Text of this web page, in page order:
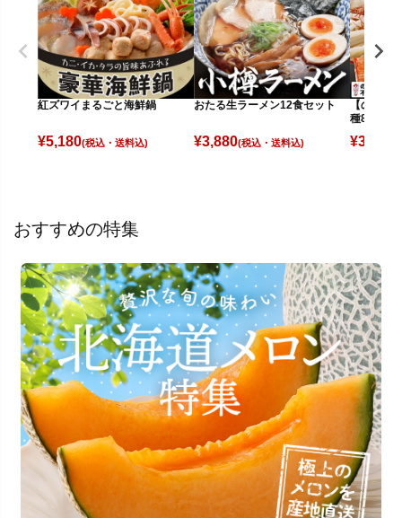
紅ズワイまるごと海鮮鍋
¥5,180(税込)
おたる生ラーメン12食セット
¥3,880(税込)
【のし不
種8食セッ
¥3,480
おすすめの特集